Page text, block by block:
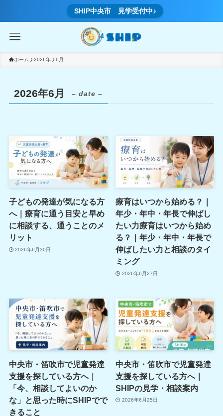
SHIP中央市 見学受付中♪
ホーム 2026年 6月
2026年6月 – date –
子どもの発達が気になる方
へ｜療育に通う目安と早め
に相談する、通うことのメ
リット
2026年6月30日
療育はいつから始める？｜
年少・年中・年長で伸ばし
たい力療育はいつから始め
る？｜年少・年中・年長で
伸ばしたい力と相談のタイ
ミング
2026年6月27日
中央市・笛吹市で児童発達
支援を探している方へ｜
「今、相談してよいのか
な」と思った時にSHIPでで
きること
中央市・笛吹市で児童発達
支援を探している方へ｜
SHIPの見学・相談案内
2026年6月25日